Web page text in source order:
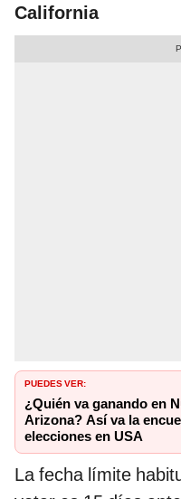
California
PUEDES VER:
¿Quién va ganando en
Arizona? Así va la
elecciones en USA
La fecha límite